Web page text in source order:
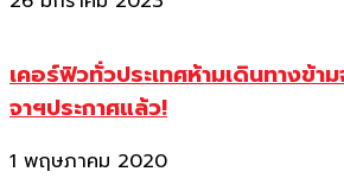
เคอร์ฟิวทั่วประเทศห้ามเดินทางข้า
จาฯประกาศแล้ว!
1 พฤษภาคม 2020